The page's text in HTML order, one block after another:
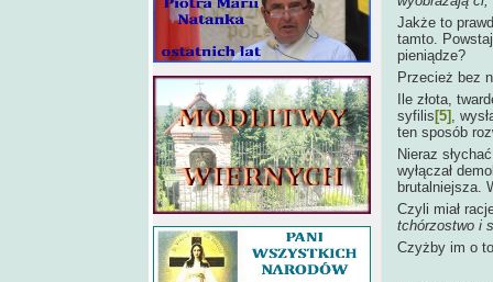
Jakże to
tamto.
pieniądze?
Przecież bez
Ile złota,
syfilis [5] ,
ten sposób
Nieraz
wyłączał
brutalniejsza.
Czyli miał
tchórzostwo i
Czyżby im o